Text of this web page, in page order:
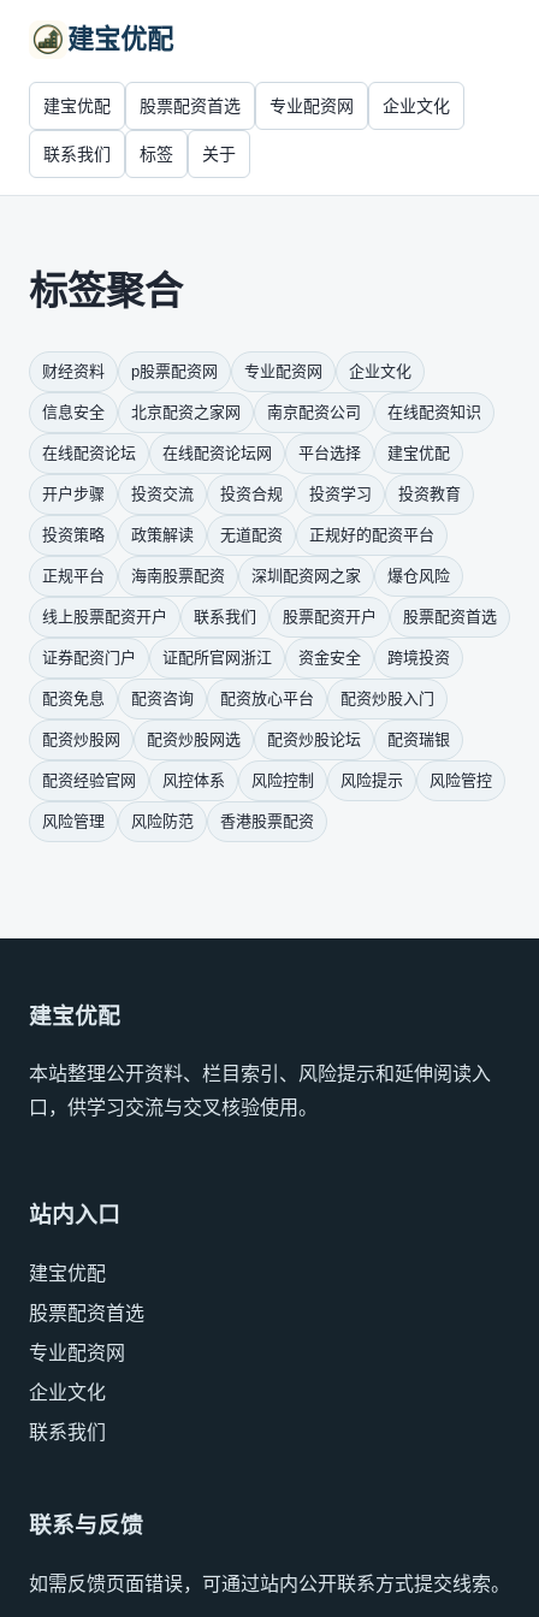
建宝优配
建宝优配 股票配资首选 专业配资网 企业文化
联系我们 标签 关于
标签聚合
财经资料 p股票配资网 专业配资网 企业文化
信息安全 北京配资之家网 南京配资公司 在线配资知识
在线配资论坛 在线配资论坛网 平台选择 建宝优配
开户步骤 投资交流 投资合规 投资学习 投资教育
投资策略 政策解读 无道配资 正规好的配资平台
正规平台 海南股票配资 深圳配资网之家 爆仓风险
线上股票配资开户 联系我们 股票配资开户 股票配资首选
证券配资门户 证配所官网浙江 资金安全 跨境投资
配资免息 配资咨询 配资放心平台 配资炒股入门
配资炒股网 配资炒股网选 配资炒股论坛 配资瑞银
配资经验官网 风控体系 风险控制 风险提示 风险管控
风险管理 风险防范 香港股票配资
建宝优配
本站整理公开资料、栏目索引、风险提示和延伸阅读入
口，供学习交流与交叉核验使用。
站内入口
建宝优配
股票配资首选
专业配资网
企业文化
联系我们
联系与反馈
如需反馈页面错误，可通过站内公开联系方式提交线索。